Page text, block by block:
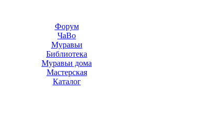
Форум
ЧаВо
Муравьи
Библиотека
Муравьи дома
Мастерская
Каталог